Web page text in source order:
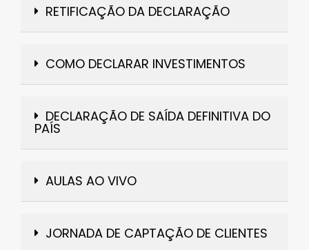
RETIFICAÇÃO DA DECLARAÇÃO
COMO DECLARAR INVESTIMENTOS
DECLARAÇÃO DE SAÍDA DEFINITIVA DO
PAÍS
AULAS AO VIVO
JORNADA DE CAPTAÇÃO DE CLIENTES